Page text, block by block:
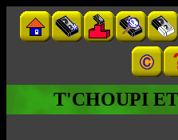
T'CHOUPI